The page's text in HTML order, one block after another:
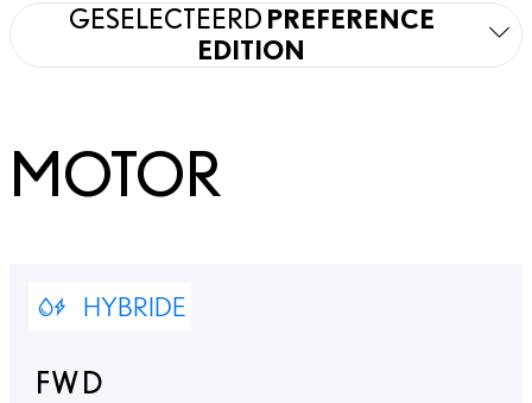
GESELECTEERD PREFERENCE
EDITION
MOTOR
HYBRIDE
FWD